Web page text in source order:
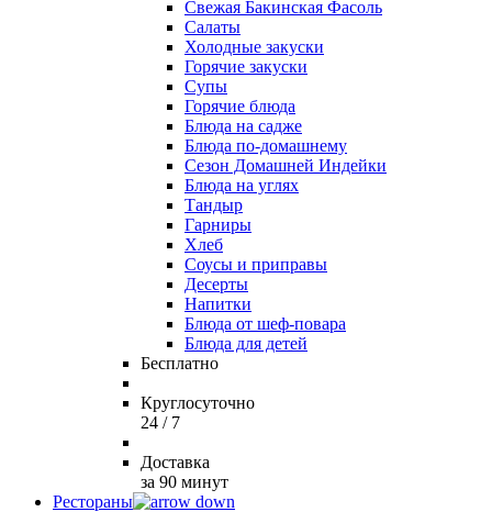
Свежая Бакинская Фасоль
Салаты
Холодные закуски
Горячие закуски
Супы
Горячие блюда
Блюда на садже
Блюда по-домашнему
Сезон Домашней Индейки
Блюда на углях
Тандыр
Гарниры
Хлеб
Соусы и приправы
Десерты
Напитки
Блюда от шеф-повара
Блюда для детей
Бесплатно
Круглосуточно
24 / 7
Доставка
за 90 минут
Рестораны